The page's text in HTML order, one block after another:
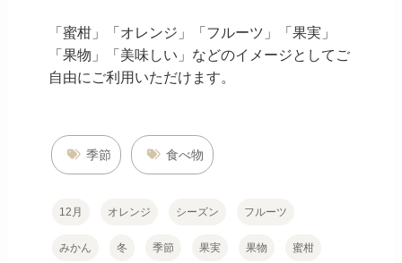
「蜜柑」「オレンジ」「フルーツ」「果実」
「果物」「美味しい」などのイメージとしてご
自由にご利用いただけます。
季節 食べ物
12月 オレンジ シーズン フルーツ
みかん 冬 季節 果実 果物 蜜柑